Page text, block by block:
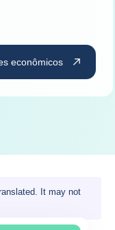
econômicos
It may not